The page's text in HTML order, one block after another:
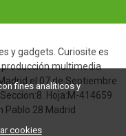
y gadgets. Curiosite es
multimedia
el 07 de Septiembre
Hoja:M-414659
Pablo 28 Madrid
fines analíticos y
cookies